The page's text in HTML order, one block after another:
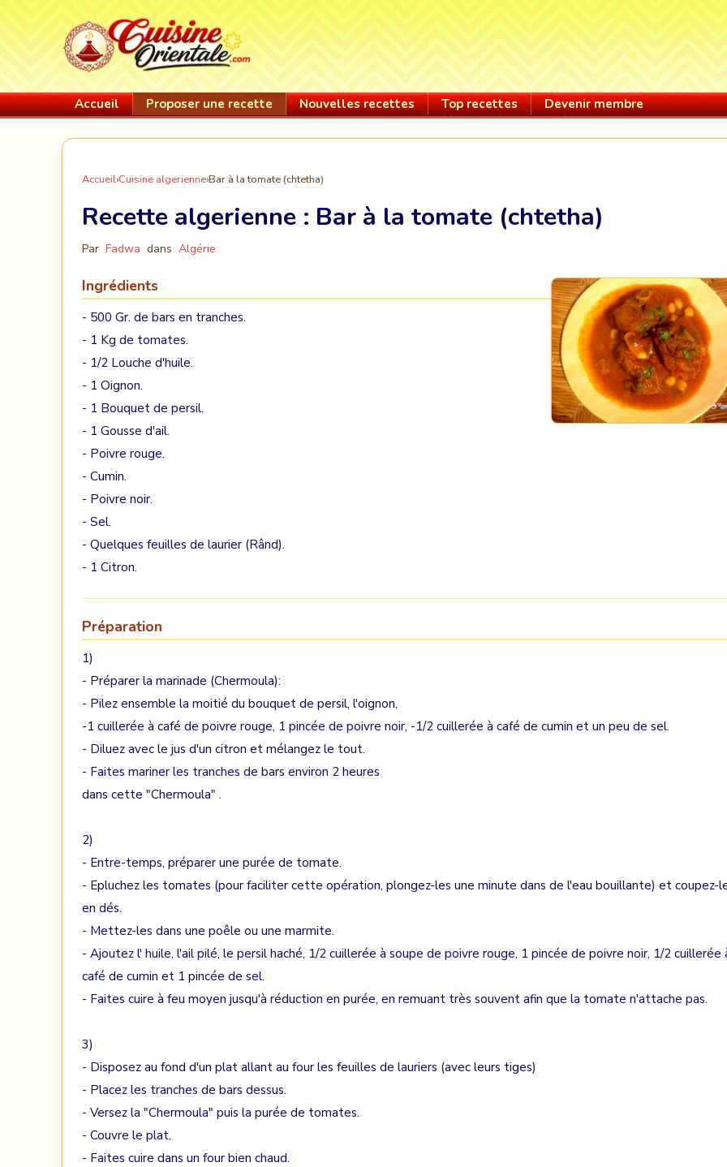
Accueil Proposer une recette Nouvelles recettes Top recettes Devenir membre
Accueil›Cuisine algerienne›Bar à la tomate (chtetha)
Recette algerienne : Bar à la tomate (chtetha)
Par Fadwa dans Algérie
Ingrédients
- 500 Gr. de bars en tranches.
- 1 Kg de tomates.
- 1/2 Louche d'huile.
- 1 Oignon.
- 1 Bouquet de persil.
- 1 Gousse d'ail.
- Poivre rouge.
- Cumin.
- Poivre noir.
- Sel.
- Quelques feuilles de laurier (Rând).
- 1 Citron.
Préparation
1)
- Préparer la marinade (Chermoula):
- Pilez ensemble la moitié du bouquet de persil, l'oignon,
-1 cuillerée à café de poivre rouge, 1 pincée de poivre noir, -1/2 cuillerée à café de cumin et un peu de sel.
- Diluez avec le jus d'un citron et mélangez le tout.
- Faites mariner les tranches de bars environ 2 heures
dans cette "Chermoula" .
2)
- Entre-temps, préparer une purée de tomate.
- Epluchez les tomates (pour faciliter cette opération, plongez-les une minute dans de l'eau bouillante) et coupez-
en dés.
- Mettez-les dans une poêle ou une marmite.
- Ajoutez l' huile, l'ail pilé, le persil haché, 1/2 cuillerée à soupe de poivre rouge, 1 pincée de poivre noir, 1/2 cuillerée
café de cumin et 1 pincée de sel.
- Faites cuire à feu moyen jusqu'à réduction en purée, en remuant très souvent afin que la tomate n'attache pas.
3)
- Disposez au fond d'un plat allant au four les feuilles de lauriers (avec leurs tiges)
- Placez les tranches de bars dessus.
- Versez la "Chermoula" puis la purée de tomates.
- Couvre le plat.
- Faites cuire dans un four bien chaud.